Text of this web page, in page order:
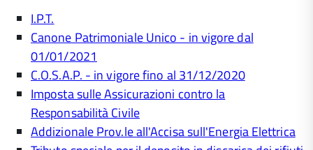
I.P.T.
Canone Patrimoniale Unico - in vigore dal
01/01/2021
C.O.S.A.P. - in vigore fino al 31/12/2020
Imposta sulle Assicurazioni contro la
Responsabilità Civile
Addizionale Prov.le all'Accisa sull'Energia Elettrica